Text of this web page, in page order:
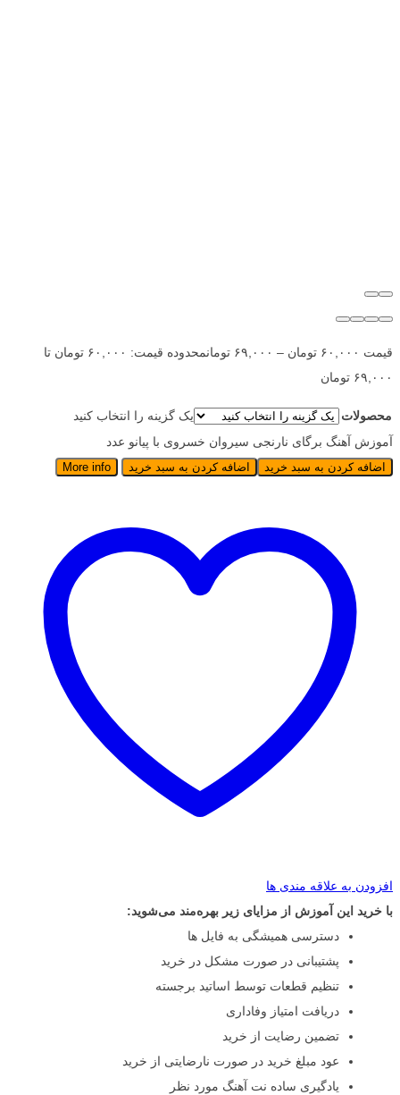
قیمت ۶۰,۰۰۰ تومان – ۶۹,۰۰۰ تومان
محدوده قیمت: ۶۰,۰۰۰ تومان تا
۶۹,۰۰۰ تومان
محصولات
یک گزینه را انتخاب کنید
آموزش آهنگ برگای نارنجی سیروان خسروی با پیانو عدد
اضافه کردن به سبد خرید اضافه کردن به سبد خرید More info
افزودن به علاقه مندی ها
با خرید این آموزش از مزایای زیر بهره‌مند می‌شوید:
دسترسی همیشگی به فایل ها
پشتیبانی در صورت مشکل در خرید
تنظیم قطعات توسط اساتید برجسته
دریافت امتیاز وفاداری
تضمین رضایت از خرید
عود مبلغ خرید در صورت نارضایتی از خرید
یادگیری ساده نت آهنگ مورد نظر